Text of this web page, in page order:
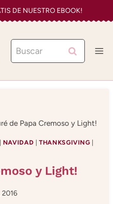
DE NUESTRO EBOOK!
Buscar:
de Papa Cremoso y Light!
NAVIDAD |THANKSGIVING
y Light!
2016